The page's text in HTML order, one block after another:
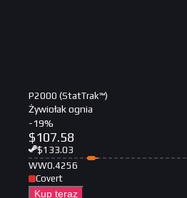
P2000 (StatTrak™)
Żywiołak ognia
-19%
$107.58
$133.03
WW0.4256
Covert
Kup teraz